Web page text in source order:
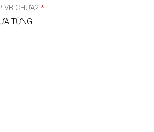
VB CHƯA? *
TỪNG